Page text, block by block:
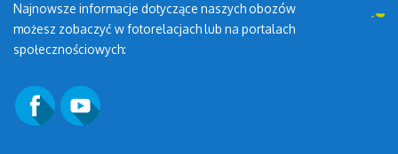
Najnowsze informacje dotyczące naszych obozów
możesz zobaczyć w fotorelacjach lub na portalach
społecznościowych: